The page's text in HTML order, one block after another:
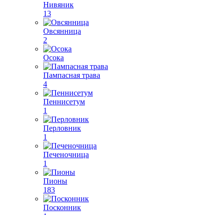
Нивяник
13
Овсянница
2
Осока
Пампасная трава
4
Пеннисетум
1
Перловник
1
Печеночница
1
Пионы
183
Посконник